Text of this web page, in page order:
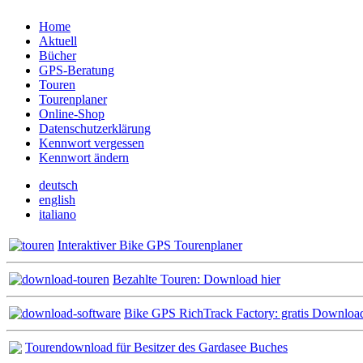
Home
Aktuell
Bücher
GPS-Beratung
Touren
Tourenplaner
Online-Shop
Datenschutzerklärung
Kennwort vergessen
Kennwort ändern
deutsch
english
italiano
Interaktiver Bike GPS Tourenplaner
Bezahlte Touren: Download hier
Bike GPS RichTrack Factory: gratis
Tourendownload für Besitzer des Gardasee Buches